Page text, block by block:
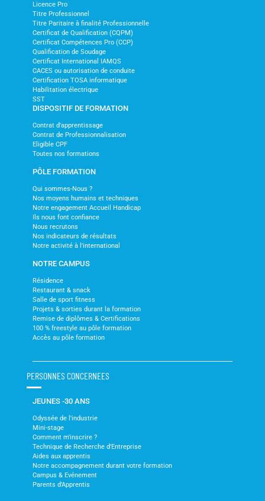
Licence Pro
Titre Professionnel
Titre Paritaire à finalité Professionnelle
Certificat de Qualification (CQPM)
Certificat Compétences Pro (CCP)
Qualification de Soudage
Certificat International IAMQS
CACES ou autorisation de conduite
Certification TOSA informatique
Habilitation électrique
SST
DISPOSITIF DE FORMATION
Contrat d'apprentissage
Contrat de Professionnalisation
Eligible CPF
Toutes nos formations
PÔLE FORMATION
Qui sommes-Nous ?
Nos moyens humains et techniques
Notre engagement Accueil Handicap
Ils nous font confiance
Nous recrutons
Nos indicateurs de résultats
Notre activité à l'international
NOTRE CAMPUS
Résidence
Restaurant & snack
Salle de sport fitness
Projets & sorties durant la formation
Remise de diplômes & Certifications
100 % freestyle au pôle formation
Accès au pôle formation
PERSONNES CONCERNEES
JEUNES -30 ANS
Odyssée de l'industrie
Mini-stage
Comment m'inscrire ?
Technique de Recherche d'Entreprise
Aides aux apprentis
Notre accompagnement durant votre formation
Campus & Evénement
Parents d'Apprentis